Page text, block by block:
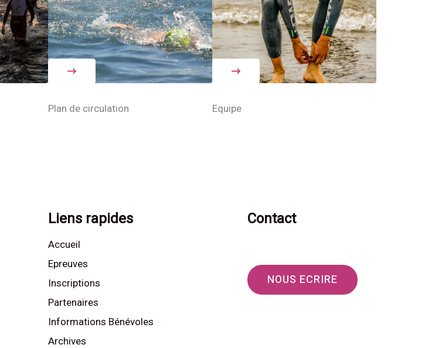
Plan de circulation Equipe
Liens rapides
Accueil
Epreuves
Inscriptions
Partenaires
Informations Bénévoles
Archives
Contact
NOUS ECRIRE